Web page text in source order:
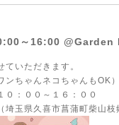
～16:00 @Garden
いただきます。
ちゃんネコちゃんもOK
：００～１６：００
県久喜市菖蒲町柴山枝